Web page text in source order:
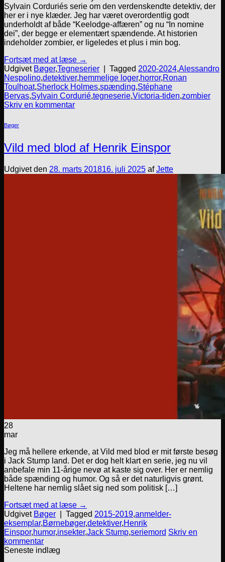
Sylvain Corduriés serie om den verdenskendte detektiv, der
her er i nye klæder. Jeg har været overordentlig godt
underholdt af både “Keelodge-affæren” og nu “In nomine
dei”, der begge er elementært spændende. At historien
indeholder zombier, er ligeledes et plus i min bog.
Fortsæt med at læse →
Udgivet Bøger,Tegneserier Tagged 2020-2024,Alessandro
Nespolino,detektiver,hemmelige loger,horror,Ronan
Toulhoat,Sherlock Holmes,spænding,Stéphane
Bervas,Sylvain Cordurié,tegneserie,Victoria-tiden,zombier
Skriv en kommentar
Bøger
Vild med blod af Henrik Einspor
Udgivet den 28. marts 201816. juli 2025 afJette
28
mar
Jeg må hellere erkende, at Vild med blod er mit første besøg
i Jack Stump land. Det er dog helt klart en serie, jeg nu vil
anbefale min 11-årige nevø at kaste sig over. Her er nemlig
både spænding og humor. Og så er det naturligvis grønt.
Heltene har nemlig slået sig ned som politisk […]
Fortsæt med at læse →
Udgivet Bøger Tagged 2015-2019,anmelder-
eksemplar,Børnebøger,detektiver,Henrik
Einspor,humor,insekter,Jack Stump,seriemord Skriv en
kommentar
Seneste indlæg